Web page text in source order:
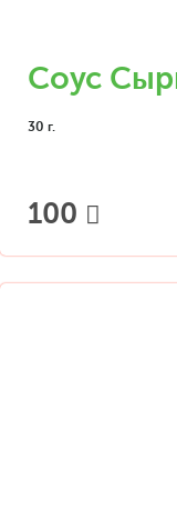
Соус
30 г.
100